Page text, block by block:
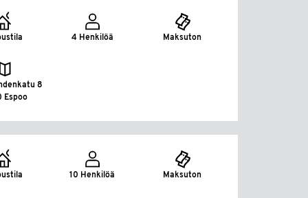
4 Henkilöä Maksuton
8
Espoo
10 Henkilöä Maksuton